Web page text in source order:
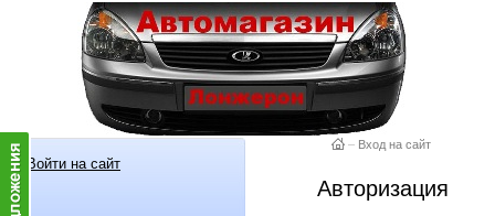
Войти на сайт
– Вход на сайт
Авторизация